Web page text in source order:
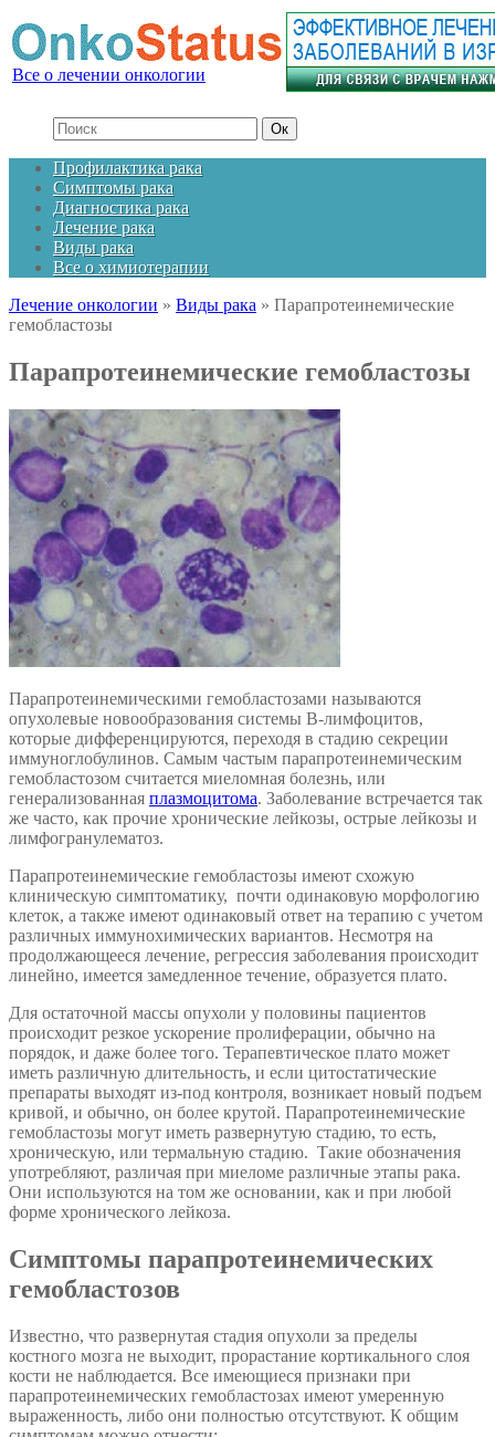
Все о лечении онкологии
Профилактика рака
Симптомы рака
Диагностика рака
Лечение рака
Виды рака
Все о химиотерапии
Лечение онкологии » Виды рака » Парапротеинемические
гемобластозы
Парапротеинемические гемобластозы
Парапротеинемическими гемобластозами называются
опухолевые новообразования системы В-лимфоцитов,
которые дифференцируются, переходя в стадию секреции
иммуноглобулинов. Самым частым парапротеинемическим
гемобластозом считается миеломная болезнь, или
генерализованная плазмоцитома. Заболевание встречается так
же часто, как прочие хронические лейкозы, острые лейкозы и
лимфогранулематоз.
Парапротеинемические гемобластозы имеют схожую
клиническую симптоматику, почти одинаковую морфологию
клеток, а также имеют одинаковый ответ на терапию с учетом
различных иммунохимических вариантов. Несмотря на
продолжающееся лечение, регрессия заболевания происходит
линейно, имеется замедленное течение, образуется плато.
Для остаточной массы опухоли у половины пациентов
происходит резкое ускорение пролиферации, обычно на
порядок, и даже более того. Терапевтическое плато может
иметь различную длительность, и если цитостатические
препараты выходят из-под контроля, возникает новый подъем
кривой, и обычно, он более крутой. Парапротеинемические
гемобластозы могут иметь развернутую стадию, то есть,
хроническую, или термальную стадию. Такие обозначения
употребляют, различая при миеломе различные этапы рака.
Они используются на том же основании, как и при любой
форме хронического лейкоза.
Симптомы парапротеинемических
гемобластозов
Известно, что развернутая стадия опухоли за пределы
костного мозга не выходит, прорастание кортикального слоя
кости не наблюдается. Все имеющиеся признаки при
парапротеинемических гемобластозах имеют умеренную
выраженность, либо они полностью отсутствуют. К общим